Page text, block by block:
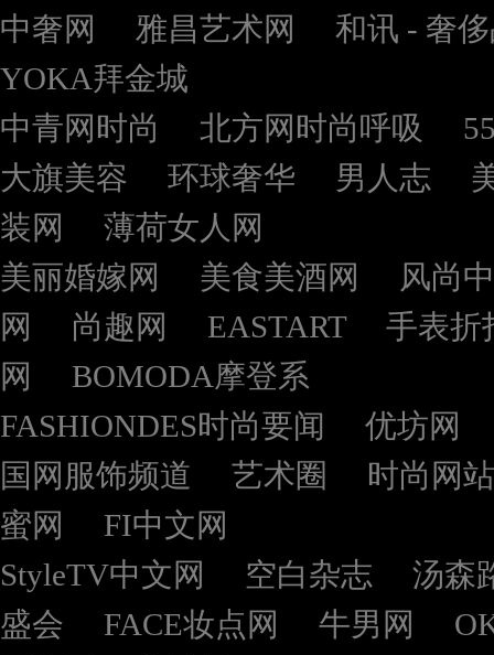
中奢网 雅昌艺术网
和讯 - 奢
YOKA拜金城
中青网时尚
北方网时尚呼吸
大旗美容
环球奢华 男人志
装网
薄荷女人网
美丽婚嫁网
美食美酒网
风尚
网
尚趣网 EASTART
手表折
网
BOMODA摩登系
FASHIONDES时尚要闻
优坊网
国网服饰频道
艺术圈
时尚网站
蜜网
FI中文网
StyleTV中文网
空白杂志
汤森
盛会
FACE妆点网 牛男网